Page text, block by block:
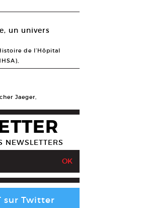
un univers
de l’Hôpital
Jaeger,
NEWSLETTERS
sur Twitter